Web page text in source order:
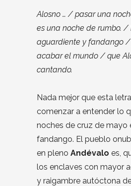
Alosno … / pasar una
es una noche de rumbo. /
aguardiente y fandango /
acabar el mundo / que
cantando.
Nada mejor que esta
comenzar a entender lo
noches de cruz de mayo
fandango. El pueblo
en pleno Andévalo es,
los enclaves con mayor
y raigambre autóctona